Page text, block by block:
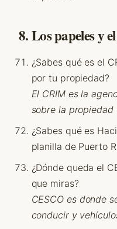
8. Los papeles y
¿Sabes qué es el
por tu propiedad?
El CRIM es la
sobre la propiedad
¿Sabes qué es
planilla de Puerto
¿Dónde queda el
que miras?
CESCO es donde
conducir y